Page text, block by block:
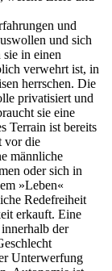
und
und sich
in einen
verwehrt ist, in
herrschen. Die
privatisiert und
sie eine
Terrain ist bereits
vor die
männliche
oder sich in
»Leben«
Redefreiheit
erkauft. Eine
der
Unterwerfung